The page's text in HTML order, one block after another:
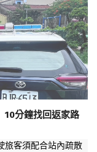
10分鐘找回返家路